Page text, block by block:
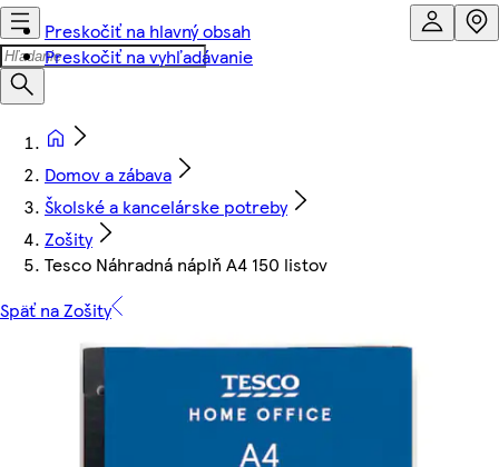
Preskočiť na hlavný obsah
Preskočiť na vyhľadávanie
Domov a zábava
Školské a kancelárske potreby
Zošity
Tesco Náhradná náplň A4 150 listov
Späť na Zošity